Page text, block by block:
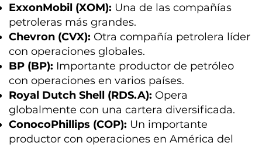
ExxonMobil (XOM): Una de las compañías
petroleras más grandes.
Chevron (CVX): Otra compañía petrolera líder
con operaciones globales.
BP (BP): Importante productor de petróleo
con operaciones en varios países.
Royal Dutch Shell (RDS.A): Opera
globalmente con una cartera diversificada.
ConocoPhillips (COP): Un importante
productor con operaciones en América del